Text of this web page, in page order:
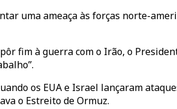
uma ameaça às forças norte-
fim à guerra com o Irão, o
os EUA e Israel lançaram
o Estreito de Ormuz.